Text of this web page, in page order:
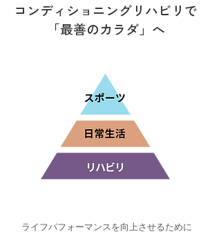
​コンディショニングリハビリで
「最善のカラダ」へ
​ライフパフォーマンスを向上させるために